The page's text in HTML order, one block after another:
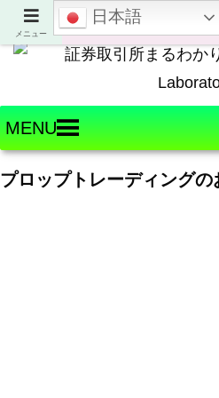
Welcome to FX・
MENU
プロップトレーディング
メニュー
日本語